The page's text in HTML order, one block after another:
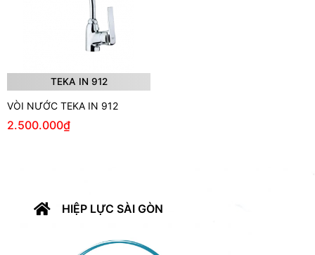
TEKA IN 912
VÒI NƯỚC TEKA IN 912
2.500.000₫
HIỆP LỰC SÀI GÒN